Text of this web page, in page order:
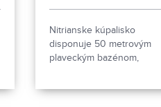
Nitrianske kúpalisko
disponuje 50 metrovým
plaveckým bazénom,